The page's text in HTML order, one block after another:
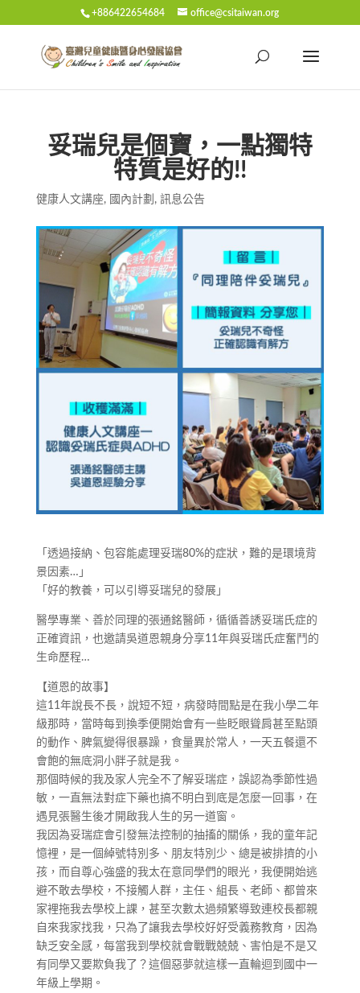
+886422654684 office@csitaiwan.org
妥瑞兒是個寶，一點獨特
特質是好的!!
健康人文講座, 國內計劃 , 訊息公告
「透過接納、包容能處理妥瑞80%的症狀，難的是環境背
景因素…」
「好的教養，可以引導妥瑞兒的發展」
醫學專業、善於同理的張通銘醫師，循循善誘妥瑞氏症的
正確資訊，也邀請吳道恩親身分享11年與妥瑞氏症奮鬥的
生命歷程…
【道恩的故事】
這11年說長不長，說短不短，病發時間點是在我小學二年
級那時，當時每到換季便開始會有一些眨眼聳肩甚至點頭
的動作、脾氣變得很暴躁，食量異於常人，一天五餐還不
會飽的無底洞小胖子就是我。
那個時候的我及家人完全不了解妥瑞症，誤認為季節性過
敏，一直無法對症下藥也搞不明白到底是怎麼一回事，在
遇見張醫生後才開啟我人生的另一道窗。
我因為妥瑞症會引發無法控制的抽搐的關係，我的童年記
憶裡，是一個綽號特別多、朋友特別少、總是被排擠的小
孩，而自尊心強盛的我太在意同學們的眼光，我便開始逃
避不敢去學校，不接觸人群，主任、組長、老師、都曾來
家裡拖我去學校上課，甚至次數太過頻繁導致連校長都親
自來我家找我，只為了讓我去學校好好受義務教育，因為
缺乏安全感，每當我到學校就會戰戰兢兢、害怕是不是又
有同學又要欺負我了？這個惡夢就這樣一直輪迴到國中一
年級上學期。